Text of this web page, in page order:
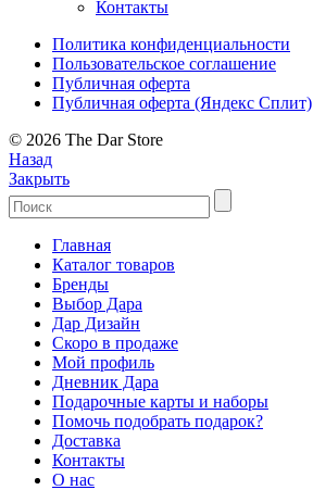
Контакты
Политика конфиденциальности
Пользовательское соглашение
Публичная оферта
Публичная оферта (Яндекс Сплит)
© 2026 The Dar Store
Назад
Закрыть
Главная
Каталог товаров
Бренды
Выбор Дара
Дар Дизайн
Скоро в продаже
Мой профиль
Дневник Дара
Подарочные карты и наборы
Помочь подобрать подарок?
Доставка
Контакты
О нас